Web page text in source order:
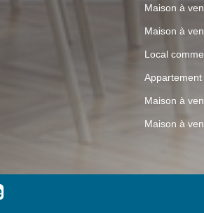
Maison à
Maison à
Local
Maison à
Maison à